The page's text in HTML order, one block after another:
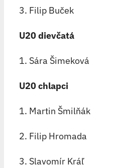
3. Filip Buček
U20 dievčatá
1. Sára Šimeková
U20 chlapci
1. Martin Šmilňák
2. Filip Hromada
3. Slavomír Kráľ